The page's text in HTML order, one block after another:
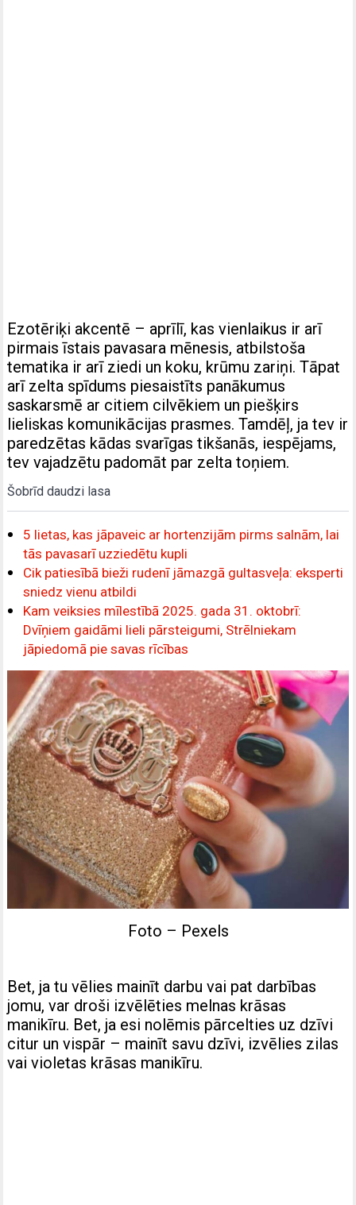
Ezotēriķi akcentē – aprīlī, kas vienlaikus ir arī
pirmais īstais pavasara mēnesis, atbilstoša
tematika ir arī ziedi un koku, krūmu zariņi. Tāpat
arī zelta spīdums piesaistīts panākumus
saskarsmē ar citiem cilvēkiem un piešķirs
lieliskas komunikācijas prasmes. Tamdēļ, ja tev ir
paredzētas kādas svarīgas tikšanās, iespējams,
tev vajadzētu padomāt par zelta toņiem.
Šobrīd daudzi lasa
5 lietas, kas jāpaveic ar hortenzijām pirms salnām, lai
tās pavasarī uzziedētu kupli
Cik patiesībā bieži rudenī jāmazgā gultasveļa: eksperti
sniedz vienu atbildi
Kam veiksies mīlestībā 2025. gada 31. oktobrī:
Dvīņiem gaidāmi lieli pārsteigumi, Strēlniekam
jāpiedomā pie savas rīcības
Foto – Pexels
Bet, ja tu vēlies mainīt darbu vai pat darbības
jomu, var droši izvēlēties melnas krāsas
manikīru. Bet, ja esi nolēmis pārcelties uz dzīvi
citur un vispār – mainīt savu dzīvi, izvēlies zilas
vai violetas krāsas manikīru.